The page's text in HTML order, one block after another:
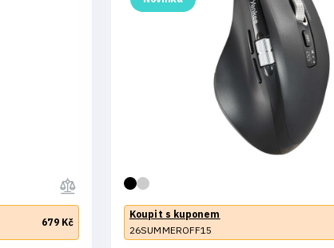
679 Kč
Koupit s kuponem
26SUMMEROFF15